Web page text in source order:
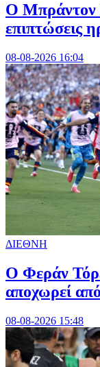
Ο Μπράντον
επιπτώσεις
08-08-2026 16:04
ΔΙΕΘΝΗ
Ο Φεράν
αποχωρεί
08-08-2026 15:48